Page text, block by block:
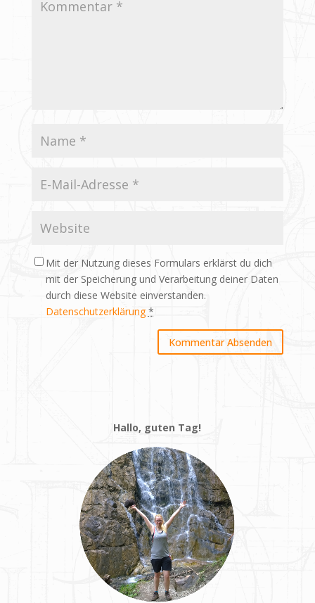
Mit der Nutzung dieses Formulars erklärst du dich
mit der Speicherung und Verarbeitung deiner Daten
durch diese Website einverstanden.
Datenschutzerklärung *
Hallo, guten Tag!